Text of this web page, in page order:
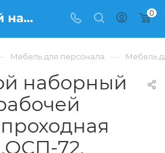
Проходной наборный элемент рабочей станции (проходная опора БП.ОСП-72, столешница, комплект траверс) Метал Систем (Metal System) БП.ПРС-СП-1.2 купить в Москве, цена 13 360 ₽. - интернет-магазин ФРАНКОМ 0
Мебель для персонала — Мебель
наборный
72,